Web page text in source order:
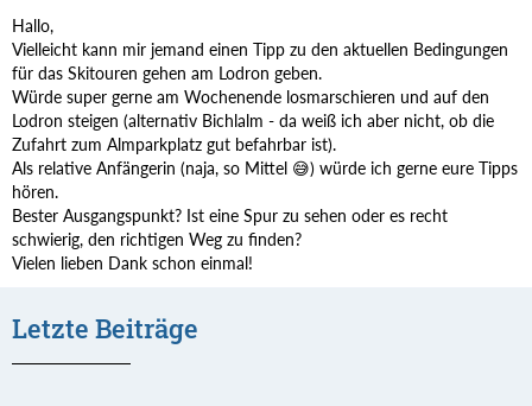
Hallo,
Vielleicht kann mir jemand einen Tipp zu den aktuellen Bedingungen
für das Skitouren gehen am Lodron geben.
Würde super gerne am Wochenende losmarschieren und auf den
Lodron steigen (alternativ Bichlalm - da weiß ich aber nicht, ob die
Zufahrt zum Almparkplatz gut befahrbar ist).
Als relative Anfängerin (naja, so Mittel 😅) würde ich gerne eure Tipps
hören.
Bester Ausgangspunkt? Ist eine Spur zu sehen oder es recht
schwierig, den richtigen Weg zu finden?
Vielen lieben Dank schon einmal!
Letzte Beiträge